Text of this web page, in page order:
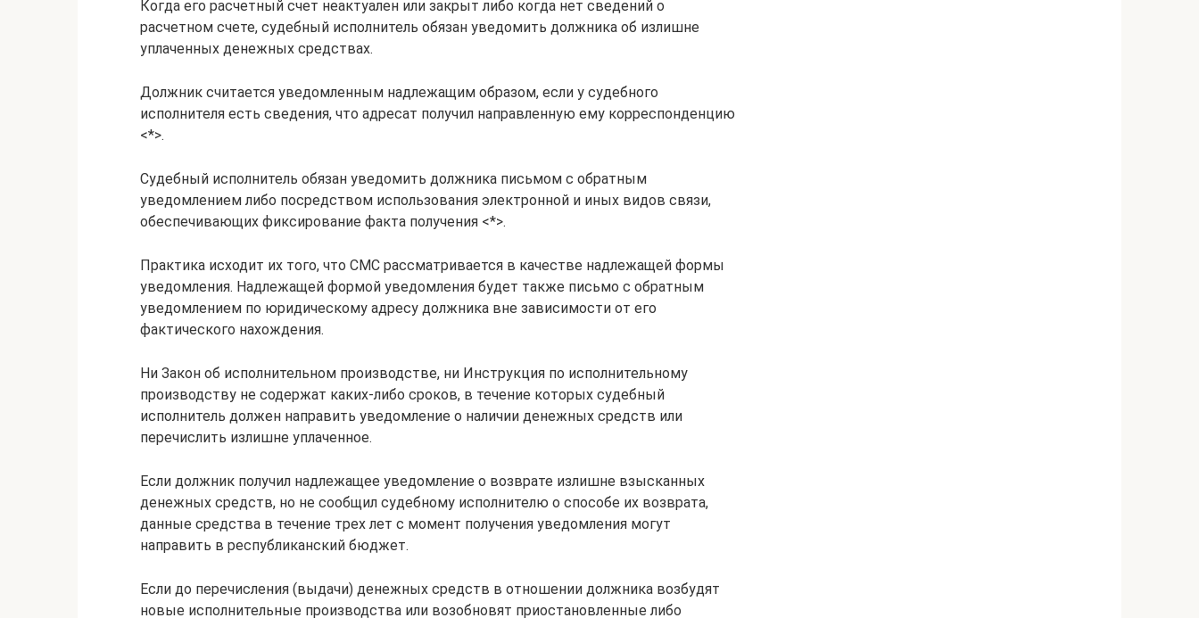
Когда его расчетный счет неактуален или закрыт либо когда нет сведений о
расчетном счете, судебный исполнитель обязан уведомить должника об излишне
уплаченных денежных средствах.
Должник считается уведомленным надлежащим образом, если у судебного
исполнителя есть сведения, что адресат получил направленную ему корреспонденцию
<*>.
Судебный исполнитель обязан уведомить должника письмом с обратным
уведомлением либо посредством использования электронной и иных видов связи,
обеспечивающих фиксирование факта получения <*>.
Практика исходит их того, что СМС рассматривается в качестве надлежащей формы
уведомления. Надлежащей формой уведомления будет также письмо с обратным
уведомлением по юридическому адресу должника вне зависимости от его
фактического нахождения.
Ни Закон об исполнительном производстве, ни Инструкция по исполнительному
производству не содержат каких-либо сроков, в течение которых судебный
исполнитель должен направить уведомление о наличии денежных средств или
перечислить излишне уплаченное.
Если должник получил надлежащее уведомление о возврате излишне взысканных
денежных средств, но не сообщил судебному исполнителю о способе их возврата,
данные средства в течение трех лет с момент получения уведомления могут
направить в республиканский бюджет.
Если до перечисления (выдачи) денежных средств в отношении должника возбудят
новые исполнительные производства или возобновят приостановленные либо